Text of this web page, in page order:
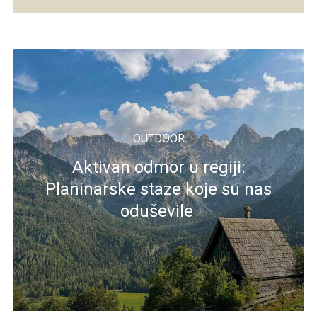
OUTDOOR
Aktivan odmor u regiji:
Planinarske staze koje su nas
oduševile